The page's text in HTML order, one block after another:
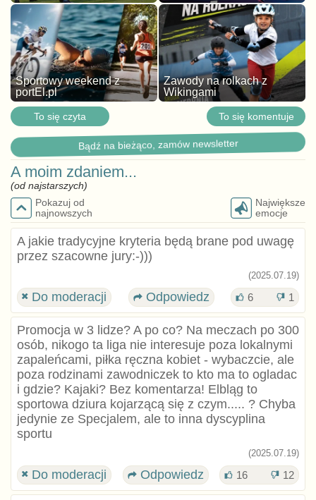
Sportowy weekend z
portEl.pl
Zawody na rolkach z
Wikingami
To się czyta To się komentuje
Bądź na bieżąco, zamów newsletter
A moim zdaniem...
(od najstarszych)
Pokazuj od
najnowszych
Największe
emocje
A jakie tradycyjne kryteria będą brane pod uwagę
przez szacowne jury:-)))
(2025.07.19)
Do moderacji Odpowiedz 6 1
Promocja w 3 lidze? A po co? Na meczach po 300
osób, nikogo ta liga nie interesuje poza lokalnymi
zapaleńcami, piłka ręczna kobiet - wybaczcie, ale
poza rodzinami zawodniczek to kto ma to ogladac
i gdzie? Kajaki? Bez komentarza! Elbląg to
sportowa dziura kojarzącą się z czym..... ? Chyba
jedynie ze Specjalem, ale to inna dyscyplina
sportu
(2025.07.19)
Do moderacji Odpowiedz 16 12